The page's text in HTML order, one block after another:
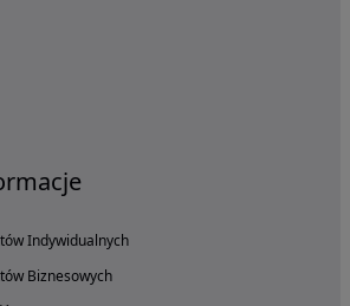
Indywidualnych
Biznesowych